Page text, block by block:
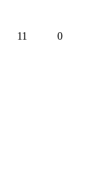
11 0